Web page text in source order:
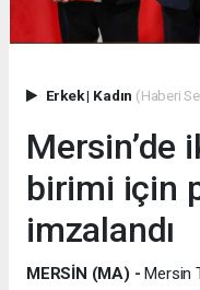
Erkek| Kadın (Haberi
Mersin’de
birimi için
imzalandı
MERSİN (MA) - Mersin